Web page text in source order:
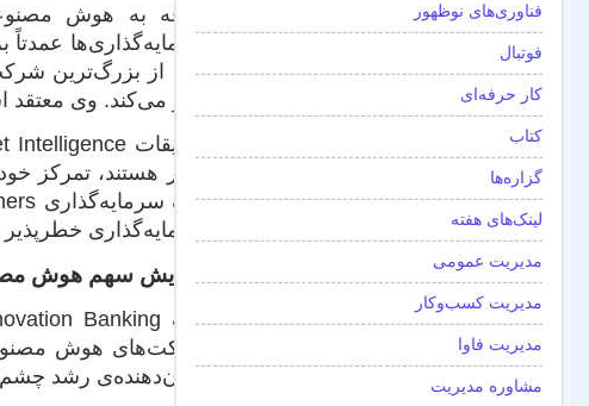
علاقه به هوش
سرمایه‌گذاری‌ها
به‌تر می‌کند. وی معتقد است که با توجه به
سرمایه‌گذاری
افزایش سهم هوش
نشان‌دهنده‌ی رشد
فناوری‌های نوظهور
فوتبال
کار حرفه‌ای
کتاب
گزاره‌ها
لینک‌های هفته
مدیریت عمومی
مدیریت کسب‌و‌کار
مدیریت فاوا
مشاوره مدیریت